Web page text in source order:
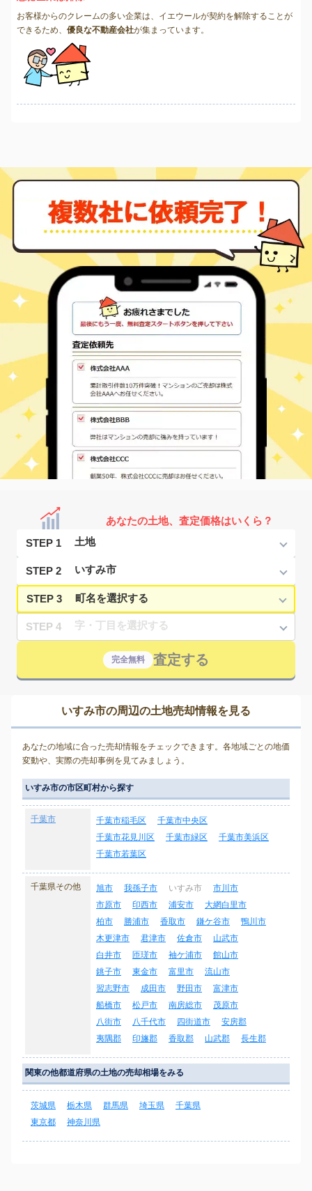
お客様からのクレームの多い企業は、イエウールが契約を解除することが
できるため、 優良な不動産会社が集まっています。
あなたの土地、査定価格はいくら？
STEP 1
STEP 2
STEP 3
STEP 4
完全無料 査定する
いすみ市の周辺の土地売却情報を見る
あなたの地域に合った売却情報をチェックできます。各地域ごとの地価
変動や、実際の売却事例を見てみましょう。
いすみ市の市区町村から探す
千葉市 千葉市稲毛区
千葉市中央区
千葉市花見川区
千葉市緑区
千葉市美浜区
千葉市若葉区
千葉県その他 旭市 我孫子市 いすみ市
市川市
市原市
印西市 浦安市
大網白里市
柏市
勝浦市 香取市 鎌ケ谷市
鴨川市
木更津市
君津市 佐倉市
山武市
白井市
匝瑳市 袖ケ浦市
館山市
銚子市
東金市 富里市
流山市
習志野市
成田市 野田市
富津市
船橋市
松戸市 南房総市
茂原市
八街市
八千代市 四街道市
安房郡
夷隅郡
印旛郡 香取郡 山武郡 長生郡
関東の他都道府県の土地の売却相場をみる
茨城県 栃木県 群馬県 埼玉県
千葉県
東京都
神奈川県